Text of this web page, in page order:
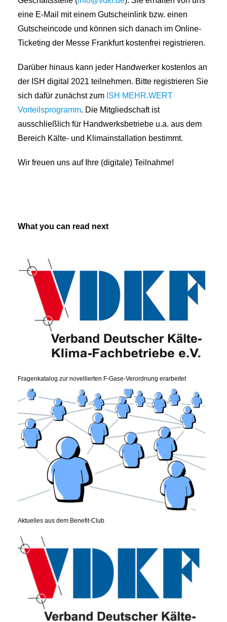
eine E-Mail mit einem Gutscheinlink bzw. einen
Gutscheincode und können sich danach im Online-
Ticketing der Messe Frankfurt kostenfrei registrieren.
Darüber hinaus kann jeder Handwerker kostenlos an
der ISH digital 2021 teilnehmen. Bitte registrieren Sie
sich dafür zunächst zum ISH MEHR.WERT
Vorteilsprogramm. Die Mitgliedschaft ist
ausschließlich für Handwerksbetriebe u.a. aus dem
Bereich Kälte- und Klimainstallation bestimmt.
Wir freuen uns auf Ihre (digitale) Teilnahme!
What you can read next
Fragenkatalog zur novellierten F-Gase-Verordnung erarbeitet
Aktuelles aus dem Benefit-Club